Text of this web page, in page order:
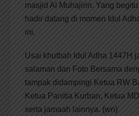
masjid Al Muhajirin. Yang
hadir datang di momen Idul
ini.
Usai khutbah Idul Adha 1447H
salaman dan Foto Bersama
tampak didampingi Ketua RW
Ketua Panitia Kurban, Ketua
serta jamaah lainnya. (wn)